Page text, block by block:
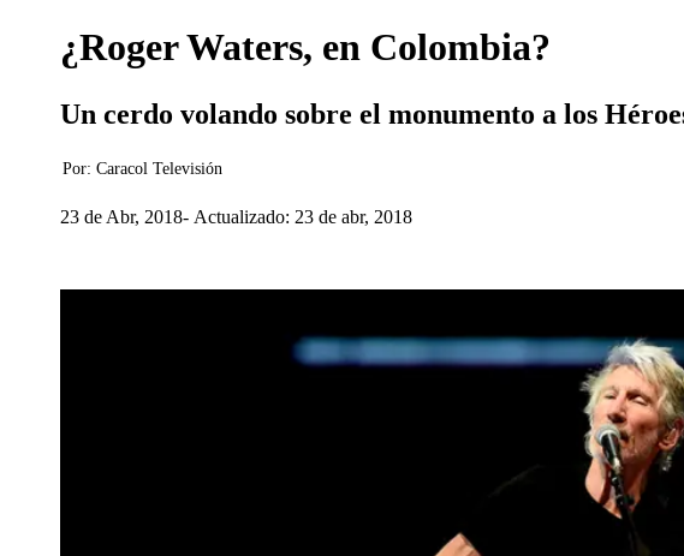
¿Roger Waters, en Colombia?
Un cerdo volando sobre el monumento a los
Por: Caracol Televisión
23 de Abr, 2018 Actualizado: 23 de abr, 2018